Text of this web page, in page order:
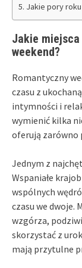
Jakie pory
Jakie
weekend?
Romantyczny
czasu z
intymności i
wymienić kilka
oferują zarówno
Jednym z
Wspaniałe
wspólnych
czasu we dwoje.
wzgórza,
skorzystać z
mają przytulne